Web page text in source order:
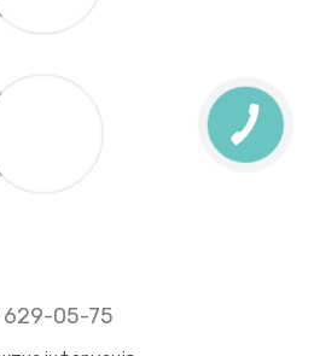
629-05-75